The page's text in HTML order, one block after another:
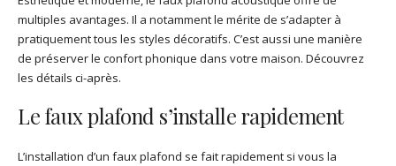
multiples avantages. Il a notamment le mérite de s’adapter à
pratiquement tous les styles décoratifs. C’est aussi une manière
de préserver le confort phonique dans votre maison. Découvrez
les détails ci-après.
Le faux plafond s’installe rapidement
L’installation d’un faux plafond se fait rapidement si vous la